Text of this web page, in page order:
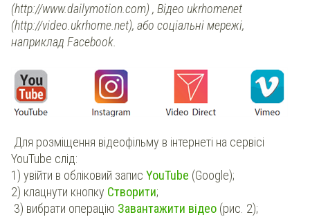
(http://www.dailymotion.com) , Відео ukrhomenet
(http://video.ukrhome.net), або соціальні мережі,
наприклад Facebook.
Для розміщення відеофільму в інтернеті на сервісі
YouTube слід:
1) увійти в обліковий запис YouTube (Google);
2) клацнути кнопку Створити;
3) вибрати операцію Завантажити відео (рис. 2);